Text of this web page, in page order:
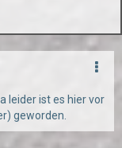
leider ist es hier vor
geworden.